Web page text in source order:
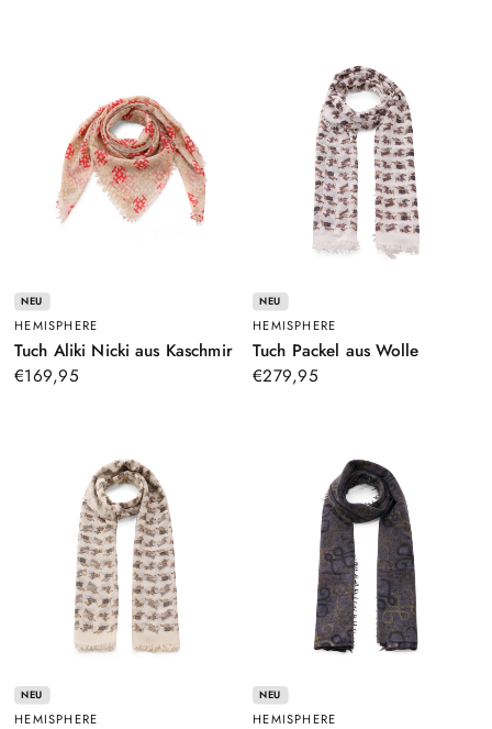
NEU
HEMISPHERE
Tuch Aliki Nicki aus Kaschmir–
Beige
€169,95
NEU
HEMISPHERE
Tuch Packel aus Wolle–
€279,95
NEU
HEMISPHERE
NEU
HEMISPHERE